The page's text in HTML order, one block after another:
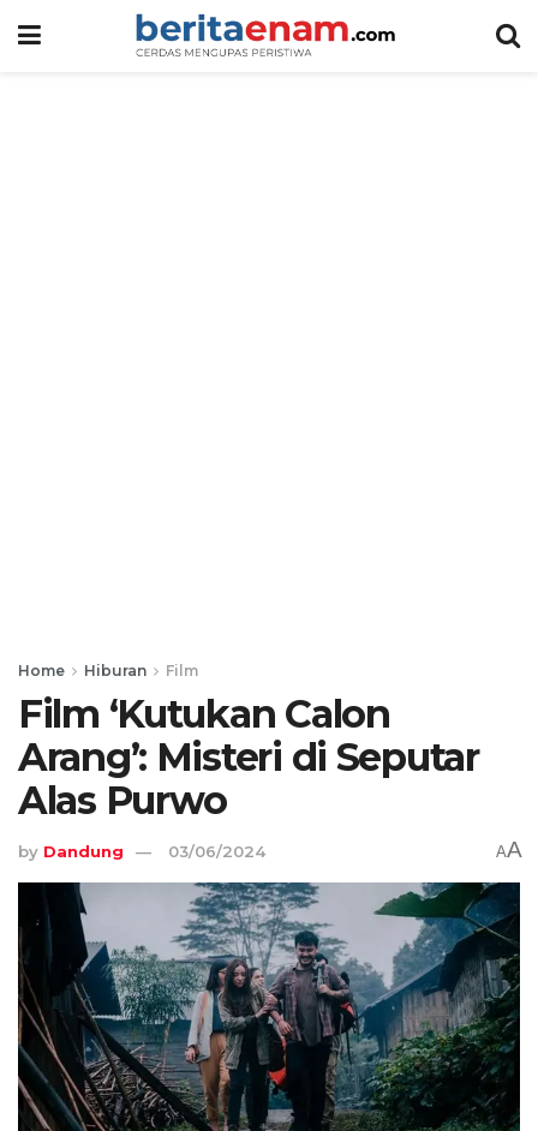
Home Hiburan Film
Film ‘Kutukan Calon
Arang’: Misteri di Seputar
Alas Purwo
by Dandung 03/06/2024 AA